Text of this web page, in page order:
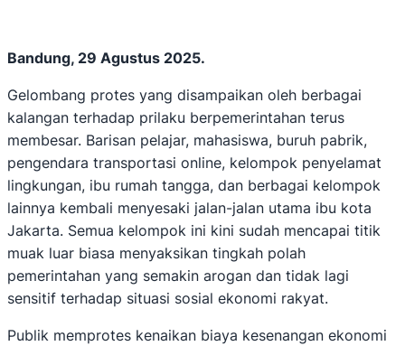
Bandung, 29 Agustus 2025.
Gelombang protes yang disampaikan oleh berbagai
kalangan terhadap prilaku berpemerintahan terus
membesar. Barisan pelajar, mahasiswa, buruh pabrik,
pengendara transportasi online, kelompok penyelamat
lingkungan, ibu rumah tangga, dan berbagai kelompok
lainnya kembali menyesaki jalan-jalan utama ibu kota
Jakarta. Semua kelompok ini kini sudah mencapai titik
muak luar biasa menyaksikan tingkah polah
pemerintahan yang semakin arogan dan tidak lagi
sensitif terhadap situasi sosial ekonomi rakyat.
Publik memprotes kenaikan biaya kesenangan ekonomi